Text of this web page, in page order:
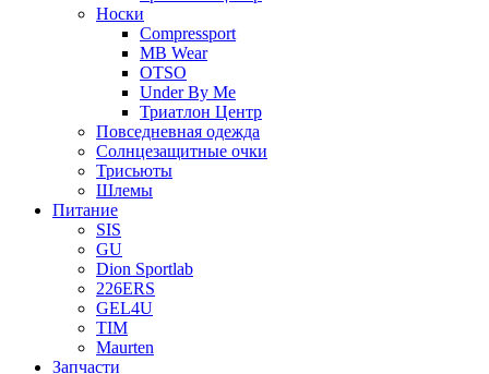
Носки
Compressport
MB Wear
OTSO
Under By Me
Триатлон Центр
Повседневная одежда
Солнцезащитные очки
Трисьюты
Шлемы
Питание
SIS
GU
Dion Sportlab
226ERS
GEL4U
TIM
Maurten
Запчасти